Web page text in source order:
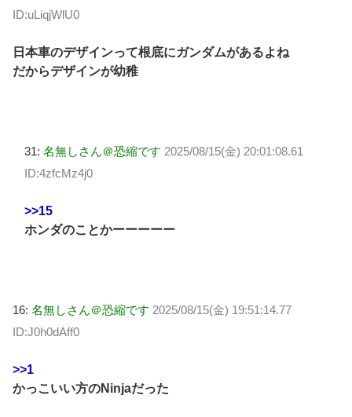
ID:uLiqjWlU0
日本車のデザインって根底にガンダムがあるよね
だからデザインが幼稚
31: 名無しさん＠恐縮です 2025/08/15(金) 20:01:08.61
ID:4zfcMz4j0
>>15
ホンダのことかーーーーー
16: 名無しさん＠恐縮です 2025/08/15(金) 19:51:14.77
ID:J0h0dAff0
>>1
かっこいい方のNinjaだった